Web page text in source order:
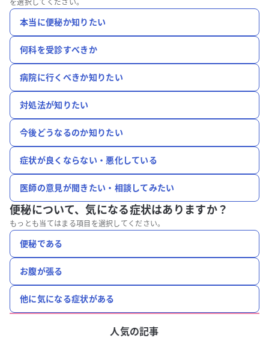
を選択してください。
本当に便秘か知りたい
何科を受診すべきか
病院に行くべきか知りたい
対処法が知りたい
今後どうなるのか知りたい
症状が良くならない・悪化している
医師の意見が聞きたい・相談してみたい
便秘について、気になる症状はありますか？
もっとも当てはまる項目を選択してください。
便秘である
お腹が張る
他に気になる症状がある
人気の記事